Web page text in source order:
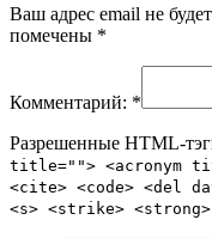
Ваш адрес email не
помечены *
Комментарий: *
Разрешенные HTML-
title=""> <acronym
<cite> <code> <del
<s> <strike> <strong>